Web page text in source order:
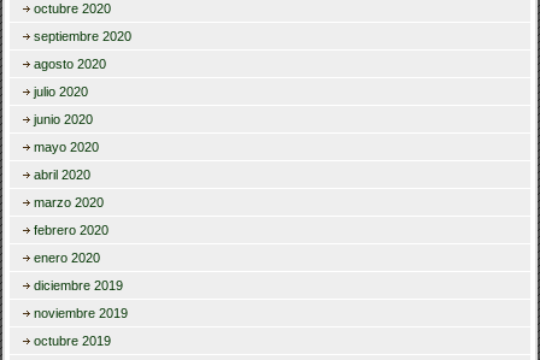
octubre 2020
septiembre 2020
agosto 2020
julio 2020
junio 2020
mayo 2020
abril 2020
marzo 2020
febrero 2020
enero 2020
diciembre 2019
noviembre 2019
octubre 2019